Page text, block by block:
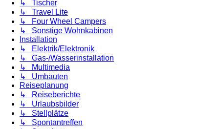
↳ Tischer
↳ Travel Lite
↳ Four Wheel Campers
↳ Sonstige Wohnkabinen
Installation
↳ Elektrik/Elektronik
↳ Gas-/Wasserinstallation
↳ Multimedia
↳ Umbauten
Reiseplanung
↳ Reiseberichte
↳ Urlaubsbilder
↳ Stellplätze
↳ Spontantreffen